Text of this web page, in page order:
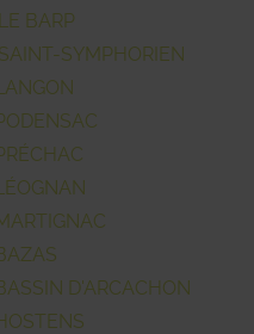
BARP
SYMPHORIEN
D'ARCACHON